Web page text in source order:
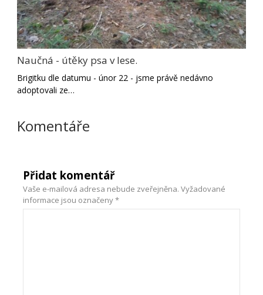
Naučná - útěky psa v lese.
Brigitku dle datumu - únor 22 - jsme právě nedávno
adoptovali ze…
Komentáře
Přidat komentář
Vaše e-mailová adresa nebude zveřejněna. Vyžadované
informace jsou označeny*